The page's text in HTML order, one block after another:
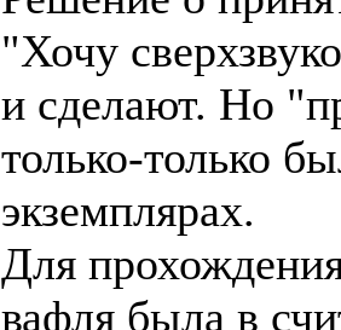
"Хочу
и сделают. Но
только-только
экземплярах.
Для
вафля была в